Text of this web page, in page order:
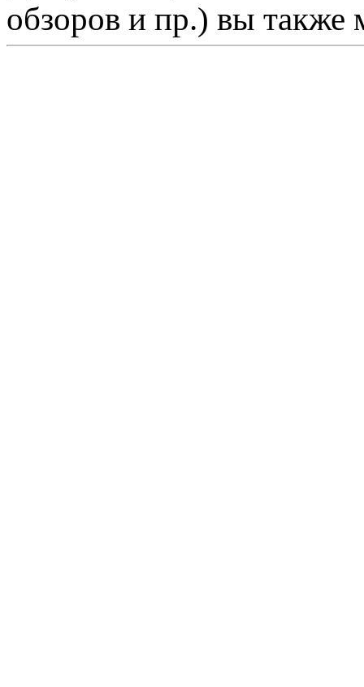
обзоров и пр.) вы также